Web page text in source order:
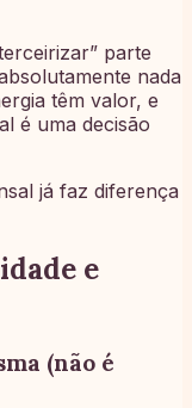
parte
nada
têm valor, e
é uma decisão
já faz diferença
e
(não é